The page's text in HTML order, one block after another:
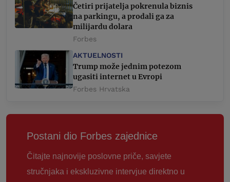
Četiri prijatelja pokrenula biznis
na parkingu, a prodali ga za
milijardu dolara
Forbes
AKTUELNOSTI
Trump može jednim potezom
ugasiti internet u Evropi
Forbes Hrvatska
Postani dio Forbes zajednice
Čitajte najnovije poslovne priče, savjete
stručnjaka i ekskluzivne intervjue direktno u